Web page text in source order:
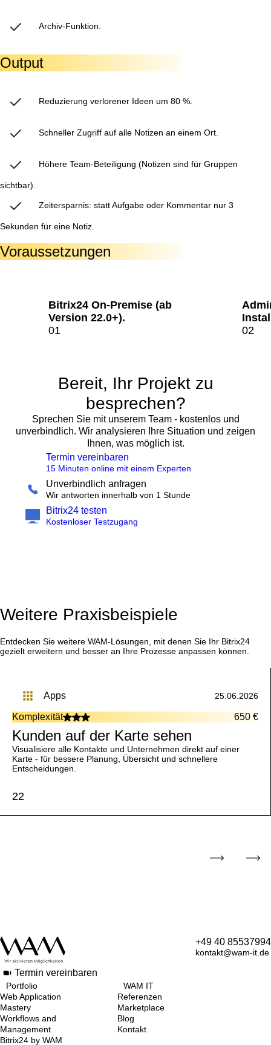
Archiv-Funktion.
Output
Reduzierung verlorener Ideen um 80 %.
Schneller Zugriff auf alle Notizen an einem Ort.
Höhere Team-Beteiligung (Notizen sind für Gruppen
sichtbar).
Zeitersparnis: statt Aufgabe oder Kommentar nur 3
Sekunden für eine Notiz.
Voraussetzungen
Bitrix24 On-Premise (ab
Version 22.0+).
Bereit, Ihr Projekt zu
besprechen?
Sprechen Sie mit unserem Team - kostenlos und
unverbindlich. Wir analysieren Ihre Situation und zeigen
Ihnen, was möglich ist.
Termin vereinbaren
15 Minuten online mit einem Experten
Unverbindlich anfragen
Wir antworten innerhalb von 1 Stunde
Bitrix24 testen
Kostenloser Testzugang
Weitere Praxisbeispiele
Entdecken Sie weitere WAM-Lösungen, mit denen Sie Ihr Bitrix24
gezielt erweitern und besser an Ihre Prozesse anpassen können.
apps 25.06.2026
Komplexität 650 €
Kunden auf der Karte sehen
Visualisiere alle Kontakte und Unternehmen direkt auf einer
Karte - für bessere Planung, Übersicht und schnellere
Entscheidungen.
22
+49 40 85537994
kontakt@wam-it.de
Termin vereinbaren
Portfolio
Web Application
Mastery
Workflows and
Management
Bitrix24 by WAM
WAM IT
Referenzen
Marketplace
Blog
Kontakt